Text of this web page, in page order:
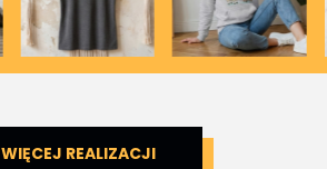
WIĘCEJ REALIZACJI